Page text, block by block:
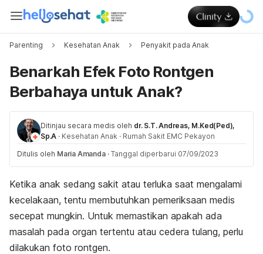
Parenting Kesehatan Anak Penyakit pada Anak
Benarkah Efek Foto Rontgen
Berbahaya untuk Anak?
Ditinjau secara medis oleh dr. S.T. Andreas, M.Ked(Ped),
Sp.A · Kesehatan Anak · Rumah Sakit EMC Pekayon
Ditulis oleh Maria Amanda · Tanggal diperbarui 07/09/2023
Ketika anak sedang sakit atau terluka saat mengalami
kecelakaan, tentu membutuhkan pemeriksaan medis
secepat mungkin. Untuk memastikan apakah ada
masalah pada organ tertentu atau cedera tulang, perlu
dilakukan foto rontgen.